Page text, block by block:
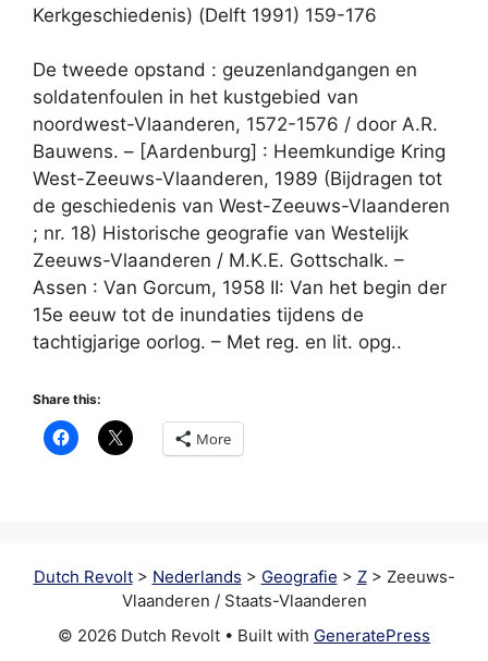
Kerkgeschiedenis) (Delft 1991) 159-176
De tweede opstand : geuzenlandgangen en
soldatenfoulen in het kustgebied van
noordwest-Vlaanderen, 1572-1576 / door A.R.
Bauwens. – [Aardenburg] : Heemkundige Kring
West-Zeeuws-Vlaanderen, 1989 (Bijdragen tot
de geschiedenis van West-Zeeuws-Vlaanderen
; nr. 18) Historische geografie van Westelijk
Zeeuws-Vlaanderen / M.K.E. Gottschalk. –
Assen : Van Gorcum, 1958 II: Van het begin der
15e eeuw tot de inundaties tijdens de
tachtigjarige oorlog. – Met reg. en lit. opg..
Share this:
More
Dutch Revolt> Nederlands > Geografie > Z> Zeeuws-
Vlaanderen / Staats-Vlaanderen
© 2026 Dutch Revolt • Built with GeneratePress